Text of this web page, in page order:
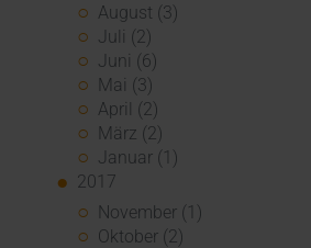
August (3)
Juli (2)
Juni (6)
Mai (3)
April (2)
März (2)
Januar (1)
2017
November (1)
Oktober (2)